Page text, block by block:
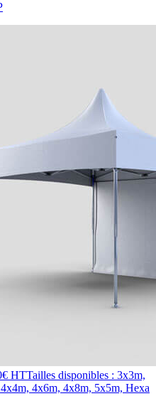
HTTailles disponibles : 3x3m,
4x6m, 4x8m, 5x5m, Hexa